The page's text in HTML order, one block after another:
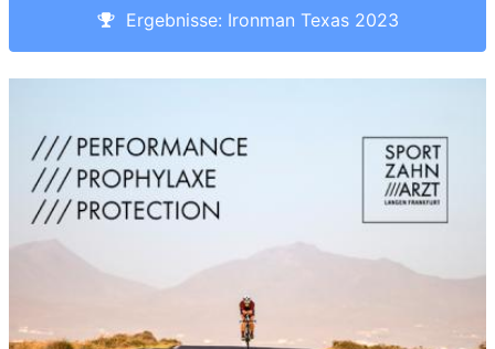
Ergebnisse: Ironman Texas 2023